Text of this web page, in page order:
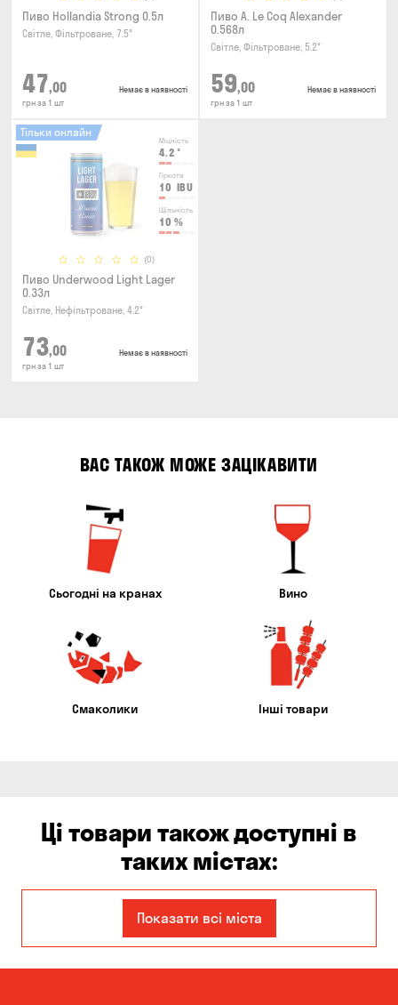
Пиво Hollandia Strong 0.5л
Світле, Фільтроване, 7.5°
47,00
грн за 1 шт
Немає в наявності
Пиво A. Le Coq Alexander
0.568л
Світле, Фільтроване, 5.2°
59,00
грн за 1 шт
Немає в наявності
Міцність
4.2 °
Гіркота
10 IBU
Щільність
10 %
(0)
Тільки онлайн
Пиво Underwood Light Lager
0.33л
Світле, Нефільтроване, 4.2°
73,00
грн за 1 шт
Немає в наявності
ВАС ТАКОЖ МОЖЕ ЗАЦІКАВИТИ
Сьогодні на кранах Вино
Смаколики Інші товари
Ці товари також доступні в
таких містах:
Єлизаветівка
Авангард Бабурка
Показати всі міста